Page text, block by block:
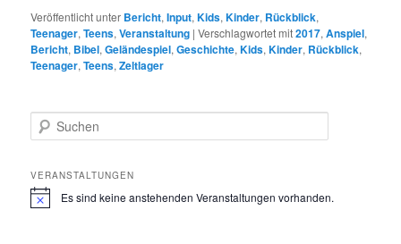
Veröffentlicht unter Bericht,Input,Kids,Kinder, Rückblick,
Teenager,Teens,Veranstaltung |Verschlagwortet mit2017,Anspiel,
Bericht, Bibel,Geländespiel,Geschichte,Kids,Kinder, Rückblick,
Teenager,Teens,Zeltlager
u
h
e
n
VERANSTALTUNGEN
H
Es sind keine anstehenden Veranstaltungen vorhanden.